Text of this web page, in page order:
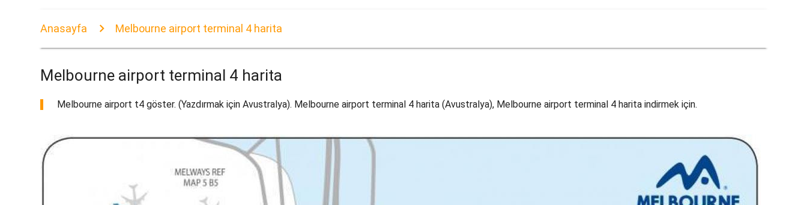
Anasayfa Melbourne airport terminal 4 harita
Melbourne airport terminal 4 harita
Melbourne airport t4 göster. (Yazdırmak için Avustralya). Melbourne airport terminal 4 harita (Avustralya), Melbourne airport terminal 4 harita indirmek için.